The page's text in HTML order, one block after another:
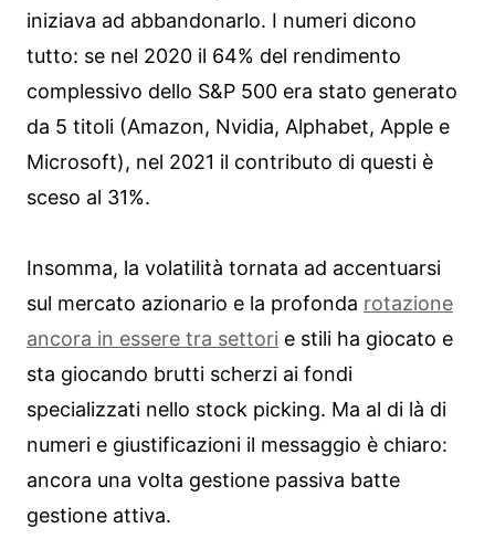
iniziava ad abbandonarlo. I numeri dicono
tutto: se nel 2020 il 64% del rendimento
complessivo dello S&P 500 era stato generato
da 5 titoli (Amazon, Nvidia, Alphabet, Apple e
Microsoft), nel 2021 il contributo di questi è
sceso al 31%.
Insomma, la volatilità tornata ad accentuarsi
sul mercato azionario e la profonda rotazione
ancora in essere tra settori e stili ha giocato e
sta giocando brutti scherzi ai fondi
specializzati nello stock picking. Ma al di là di
numeri e giustificazioni il messaggio è chiaro:
ancora una volta gestione passiva batte
gestione attiva.